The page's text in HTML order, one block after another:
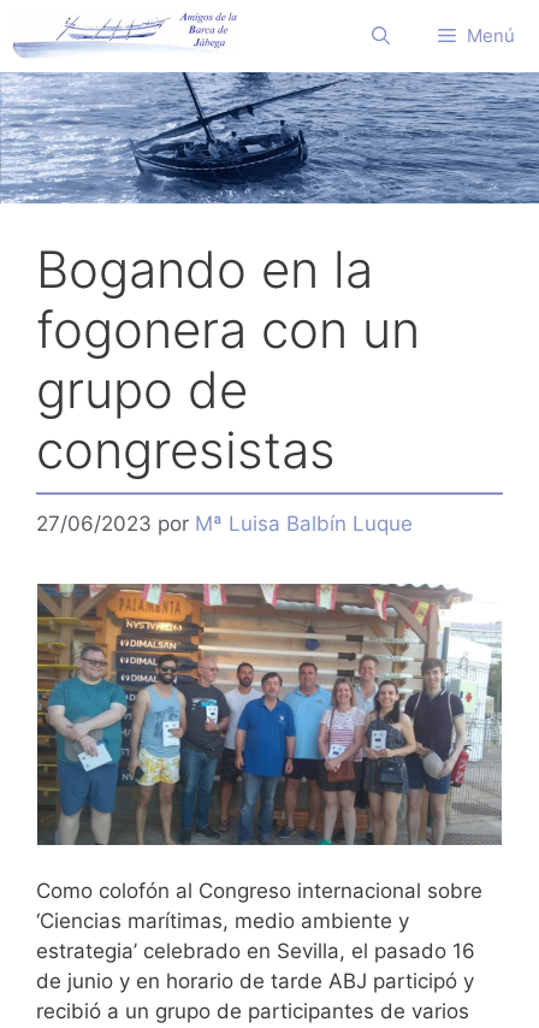
al
contenido
Menú
Bogando en la
fogonera con un
grupo de
congresistas
27/06/2023 por Mª Luisa Balbín Luque
Como colofón al Congreso internacional sobre
‘Ciencias marítimas, medio ambiente y
estrategia’ celebrado en Sevilla, el pasado 16
de junio y en horario de tarde ABJ participó y
recibió a un grupo de participantes de varios